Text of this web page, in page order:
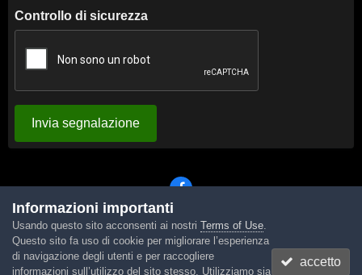
Controllo di sicurezza
Invia segnalazione
Lingua Tema Contattaci Cookies
Powered by Invision Community
Informazioni importanti
Usando questo sito acconsenti ai nostri Terms of Use.
Questo sito fa uso di cookie per migliorare l’esperienza
di navigazione degli utenti e per raccogliere
informazioni sull’utilizzo del sito stesso. Utilizziamo sia
accetto